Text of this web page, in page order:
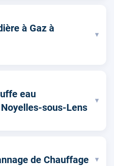
à Gaz à
▾
eau
sous-Lens
▾
de Chauffage ▾